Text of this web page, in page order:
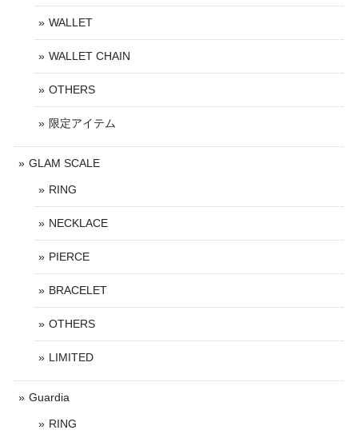
WALLET
WALLET CHAIN
OTHERS
限定アイテム
GLAM SCALE
RING
NECKLACE
PIERCE
BRACELET
OTHERS
LIMITED
Guardia
RING